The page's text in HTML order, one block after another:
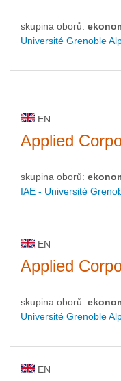
skupina oborů:
Université Grenoble
EN
Applied
skupina oborů:
IAE - Université
EN
Applied
skupina oborů:
Université Grenoble
EN